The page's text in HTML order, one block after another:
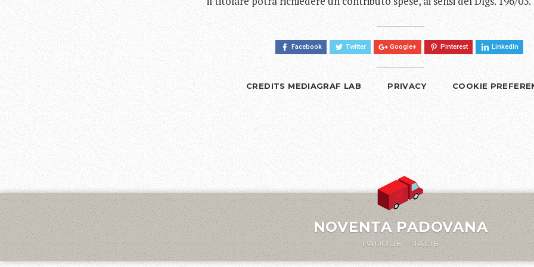
Facebook Twitter Google+ Pinterest LinkedIn
CREDITS MEDIAGRAF LAB PRIVACY COOKIE
NOVENTA PADOVANA
PADOUE - ITALIE